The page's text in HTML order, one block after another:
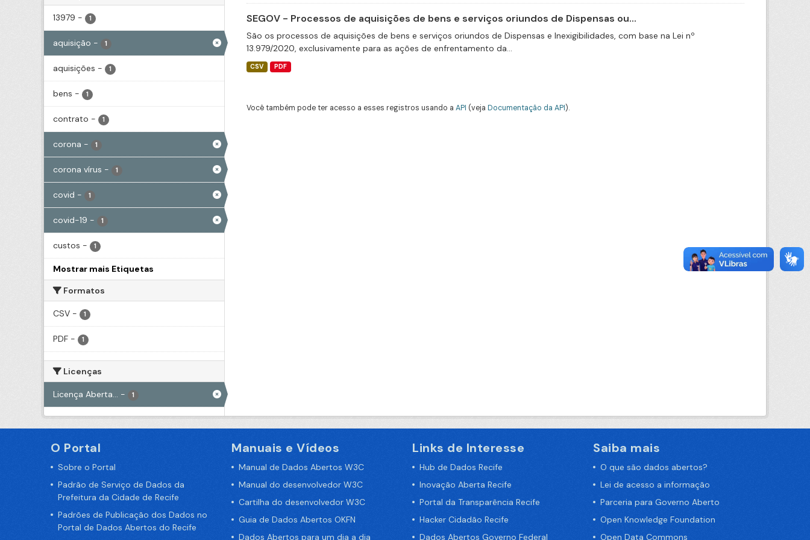
13979 - 1
aquisição - 1
aquisições - 1
bens - 1
contrato - 1
corona - 1
corona vírus - 1
covid - 1
covid-19 - 1
custos - 1
Mostrar mais Etiquetas
Formatos
CSV - 1
PDF - 1
Licenças
Licença Aberta... - 1
SEGOV - Processos de aquisições de bens e serviços oriundos de Dispensas ou...
São os processos de aquisições de bens e serviços oriundos de Dispensas e Inexigibilidades, com base na Lei nº
13.979/2020, exclusivamente para as ações de enfrentamento da...
CSV PDF
Você também pode ter acesso a esses registros usando a API (veja Documentação da API).
O Portal
Sobre o Portal
Padrão de Serviço de Dados da
Prefeitura da Cidade de Recife
Padrões de Publicação dos Dados no
Portal de Dados Abertos do Recife
Manuais e Vídeos
Manual de Dados Abertos W3C
Manual do desenvolvedor W3C
Cartilha do desenvolvedor W3C
Guia de Dados Abertos OKFN
Dados Abertos para um dia a dia
Links de Interesse
Hub de Dados Recife
Inovação Aberta Recife
Portal da Transparência Recife
Hacker Cidadão Recife
Dados Abertos Governo Federal
Saiba mais
O que são dados abertos?
Lei de acesso a informação
Parceria para Governo Aberto
Open Knowledge Foundation
Open Data Commons